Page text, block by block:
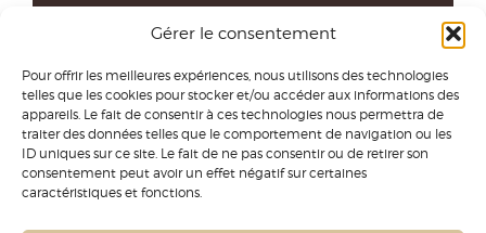
Gérer le consentement
Pour offrir les meilleures expériences, nous utilisons des technologies
telles que les cookies pour stocker et/ou accéder aux informations des
appareils. Le fait de consentir à ces technologies nous permettra de
traiter des données telles que le comportement de navigation ou les
ID uniques sur ce site. Le fait de ne pas consentir ou de retirer son
consentement peut avoir un effet négatif sur certaines
caractéristiques et fonctions.